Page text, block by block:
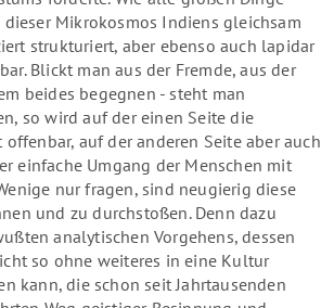
Mikrokosmos Indiens gleichsam
strukturiert, aber ebenso auch lapidar
Blickt man aus der Fremde, aus der
beides begegnen - steht man
so wird auf der einen Seite die
auf der anderen Seite aber auch
einfache Umgang der Menschen mit
nur fragen, sind neugierig diese
und zu durchstoßen. Denn dazu
analytischen Vorgehens, dessen
so ohne weiteres in eine Kultur
kann, die schon seit Jahrtausenden